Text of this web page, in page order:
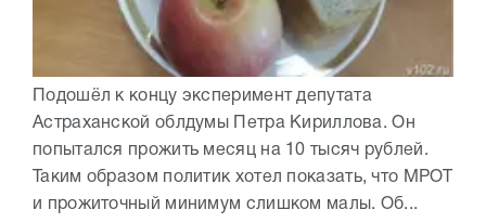
Подошёл к концу эксперимент депутата
Астраханской облдумы Петра Кириллова. Он
попытался прожить месяц на 10 тысяч рублей.
Таким образом политик хотел показать, что МРОТ
и прожиточный минимум слишком малы. Об...